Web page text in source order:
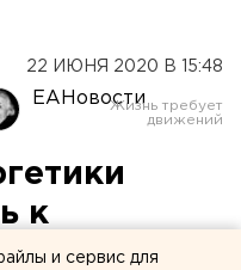
22 ИЮНЯ 2020 В 15:48
ЕАНовости
к
и сервис для